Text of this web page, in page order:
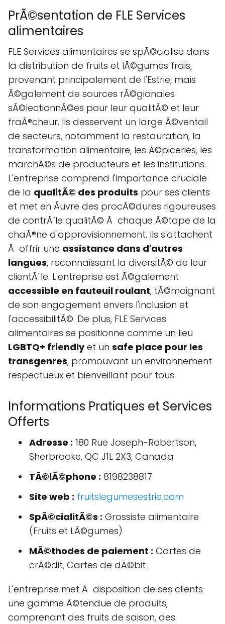
PrÃ©sentation de FLE Services
alimentaires
FLE Services alimentaires se spÃ©cialise dans
la distribution de fruits et lÃ©gumes frais,
provenant principalement de l'Estrie, mais
Ã©galement de sources rÃ©gionales
sÃ©lectionnÃ©es pour leur qualitÃ© et leur
fraÃ®cheur. Ils desservent un large Ã©ventail
de secteurs, notamment la restauration, la
transformation alimentaire, les Ã©piceries, les
marchÃ©s de producteurs et les institutions.
L'entreprise comprend l'importance cruciale
de la qualitÃ© des produits pour ses clients
et met en Åuvre des procÃ©dures rigoureuses
de contrÃ´le qualitÃ© Ã chaque Ã©tape de la
chaÃ®ne d'approvisionnement. Ils s'attachent
Ã offrir une assistance dans d'autres
langues, reconnaissant la diversitÃ© de leur
clientÃ¨le. L'entreprise est Ã©galement
accessible en fauteuil roulant, tÃ©moignant
de son engagement envers l'inclusion et
l'accessibilitÃ©. De plus, FLE Services
alimentaires se positionne comme un lieu
LGBTQ+ friendlyet un safe place pour les
transgenres, promouvant un environnement
respectueux et bienveillant pour tous.
Informations Pratiques et Services
Offerts
Adresse : 180 Rue Joseph-Robertson,
Sherbrooke, QC J1L 2X3, Canada
TÃ©lÃ©phone : 8198238817
Site web : fruitslegumesestrie.com
SpÃ©cialitÃ©s : Grossiste alimentaire
(Fruits et LÃ©gumes)
MÃ©thodes de paiement : Cartes de
crÃ©dit, Cartes de dÃ©bit
L'entreprise met Ã disposition de ses clients
une gamme Ã©tendue de produits,
comprenant des fruits de saison, des